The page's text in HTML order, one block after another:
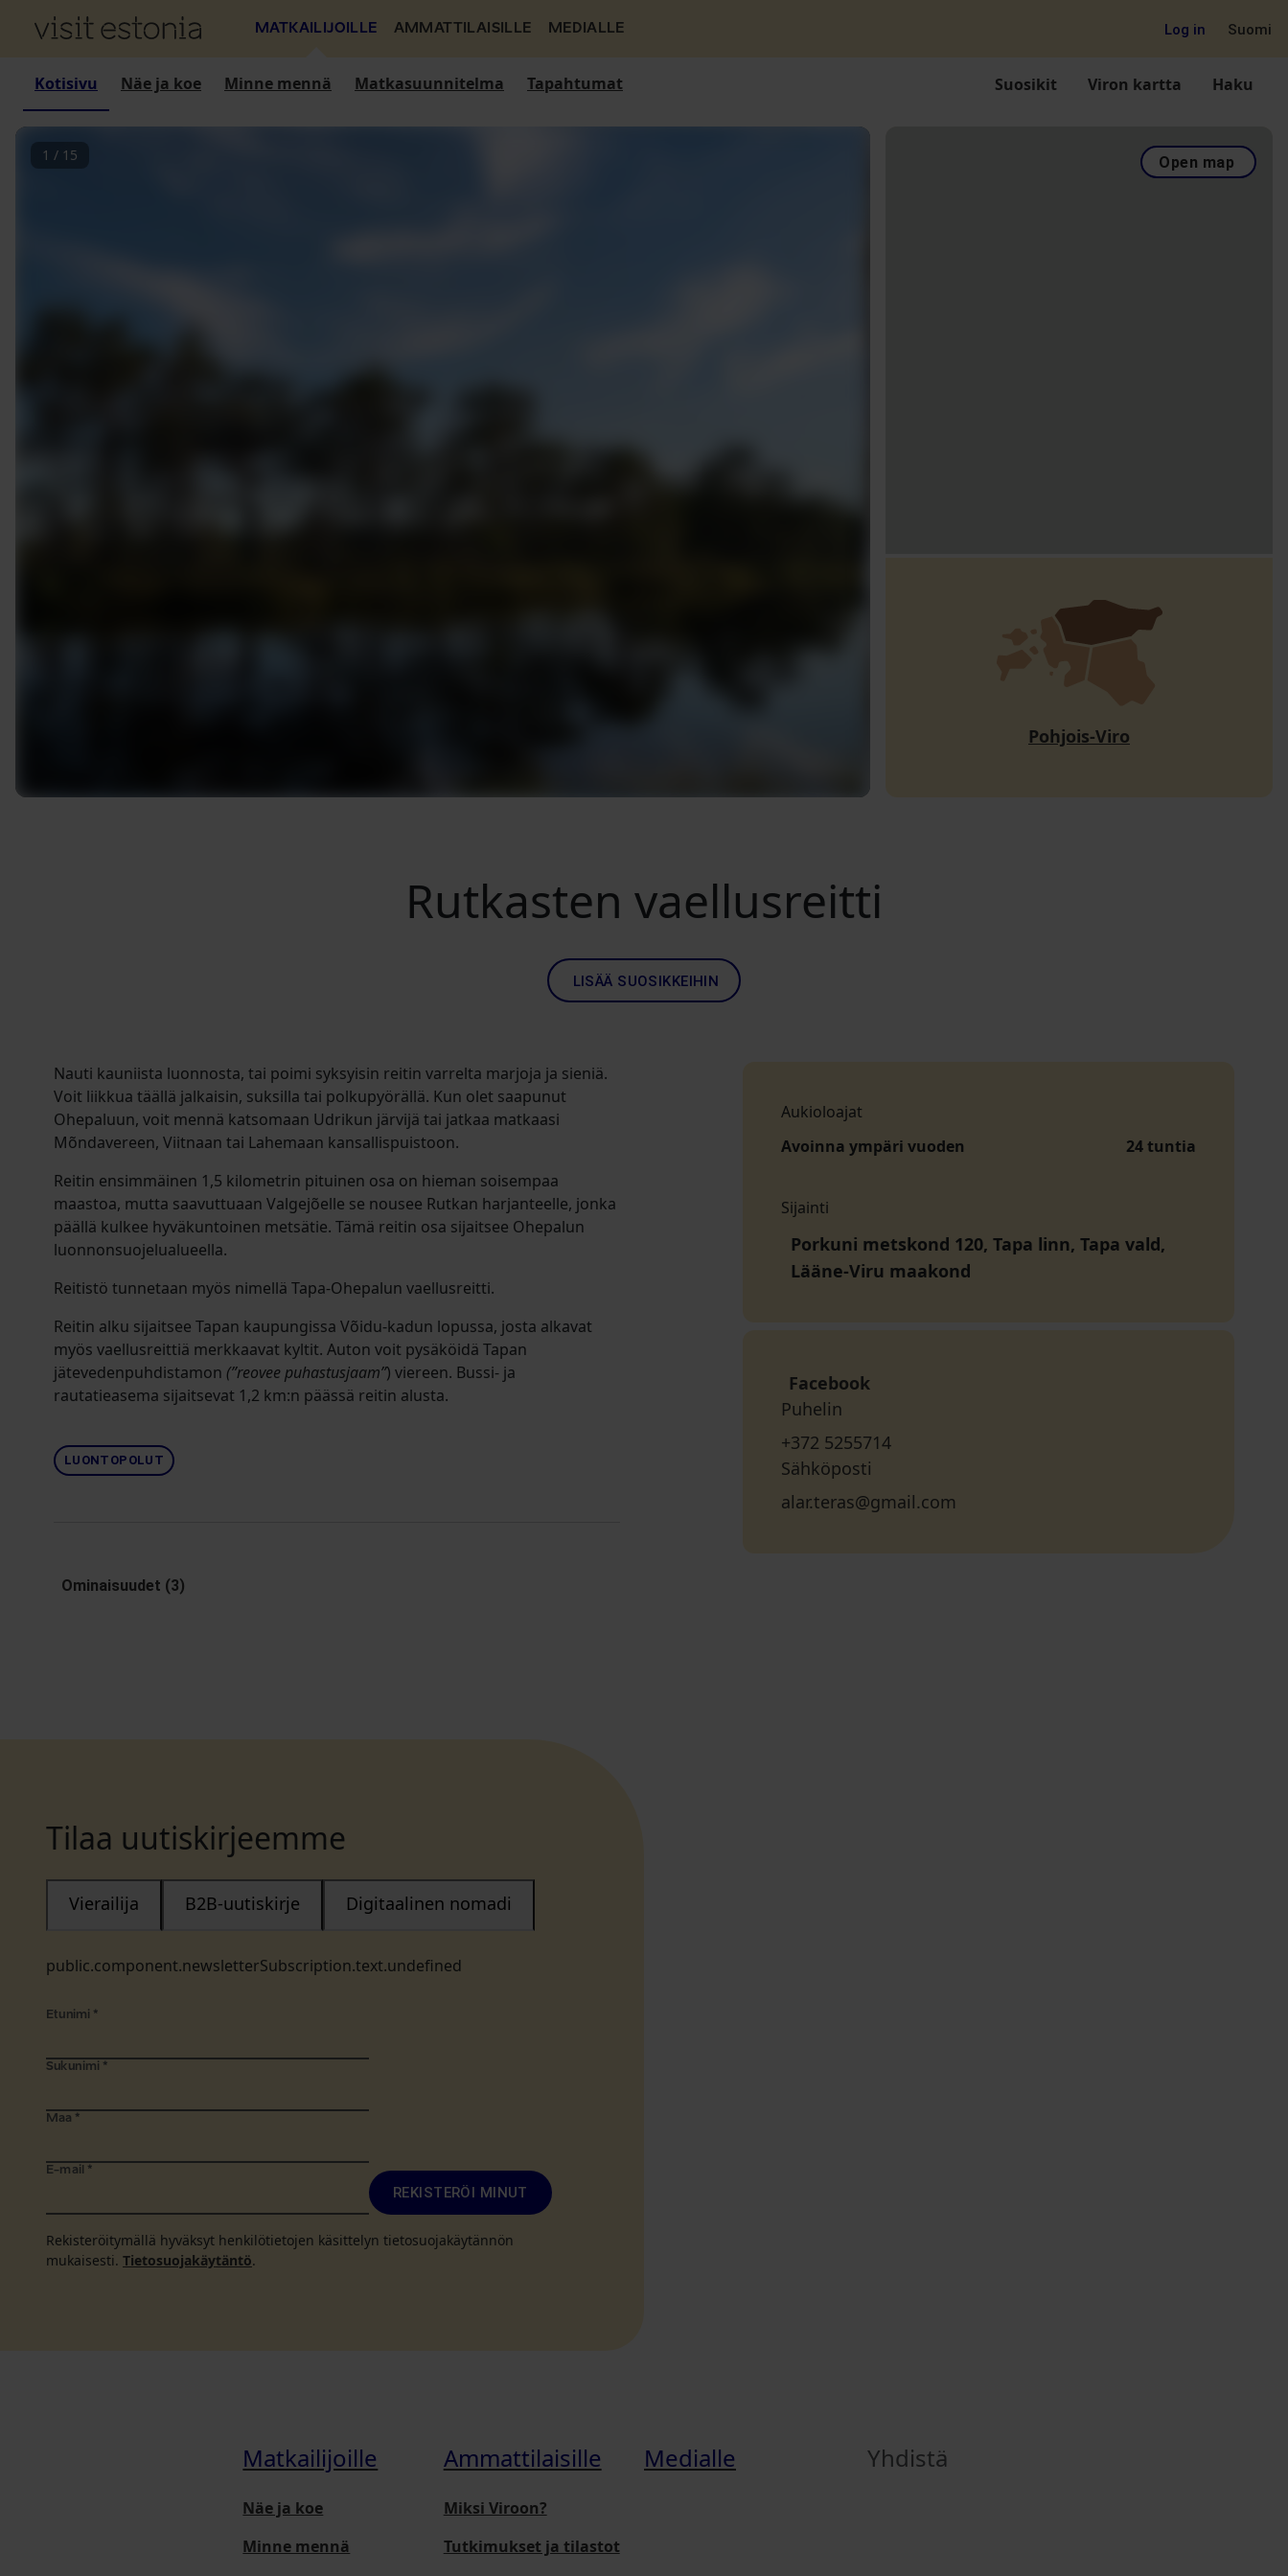
MATKAILIJOILLE AMMATTILAISILLE MEDIALLE Log in Suomi
Kotisivu Näe ja koe Minne mennä Matkasuunnitelma Tapahtumat Suosikit Viron kartta Haku
1 / 15 Open map
Pohjois-Viro
Rutkasten vaellusreitti
LISÄÄ SUOSIKKEIHIN
Nauti kauniista luonnosta, tai poimi syksyisin reitin varrelta marjoja ja sieniä.
Voit liikkua täällä jalkaisin, suksilla tai polkupyörällä. Kun olet saapunut
Ohepaluun, voit mennä katsomaan Udrikun järvijä tai jatkaa matkaasi
Mõndavereen, Viitnaan tai Lahemaan kansallispuistoon.
Reitin ensimmäinen 1,5 kilometrin pituinen osa on hieman soisempaa
maastoa, mutta saavuttuaan Valgejõelle se nousee Rutkan harjanteelle, jonka
päällä kulkee hyväkuntoinen metsätie. Tämä reitin osa sijaitsee Ohepalun
luonnonsuojelualueella.
Reitistö tunnetaan myös nimellä Tapa-Ohepalun vaellusreitti.
Reitin alku sijaitsee Tapan kaupungissa Võidu-kadun lopussa, josta alkavat
myös vaellusreittiä merkkaavat kyltit. Auton voit pysäköidä Tapan
jätevedenpuhdistamon (”reovee puhastusjaam”) viereen. Bussi- ja
rautatieasema sijaitsevat 1,2 km:n päässä reitin alusta.
LUONTOPOLUT
Ominaisuudet (3)
Aukioloajat
Avoinna ympäri vuoden
24 tuntia
Sijainti
Porkuni metskond 120, Tapa linn, Tapa vald,
Lääne-Viru maakond
Facebook
Puhelin
+372 5255714
Sähköposti
alar.teras@gmail.com
Tilaa uutiskirjeemme
public.component.newsletterSubscription.text.undefined
Vierailija B2B-uutiskirje Digitaalinen nomadi
Etunimi *
Sukunimi *
Maa *
E-mail *
REKISTERÖI MINUT
Rekisteröitymällä hyväksyt henkilötietojen käsittelyn tietosuojakäytännön
mukaisesti. Tietosuojakäytäntö.
Matkailijoille
Näe ja koe
Minne mennä
Ammattilaisille
Miksi Viroon?
Tutkimukset ja tilastot
Medialle Yhdistä